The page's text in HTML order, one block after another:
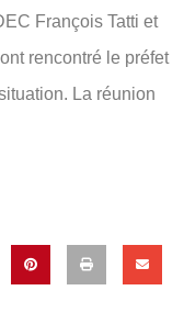
François Tatti et
rencontré le préfet
La réunion